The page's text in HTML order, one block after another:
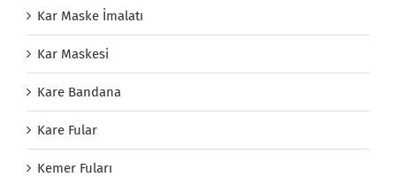
Kar Maske İmalatı
Kar Maskesi
Kare Bandana
Kare Fular
Kemer Fuları